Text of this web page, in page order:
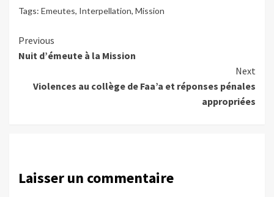
Tags: Emeutes, Interpellation, Mission
Continue
Reading
Previous
Nuit d’émeute à la Mission
Next
Violences au collège de Faa’a et réponses pénales
appropriées
Laisser un commentaire